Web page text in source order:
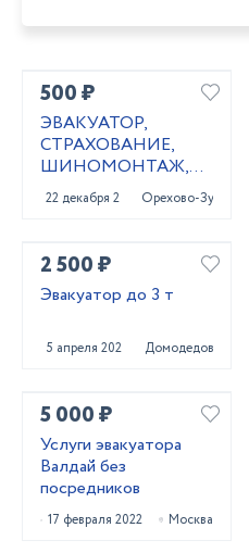
500 ₽
ЭВАКУАТОР,
СТРАХОВАНИЕ,
ШИНОМОНТАЖ,
ОФОРМЛЕНИЕ
КУПЛИ-ПРОДАЖИ,
КЛЮЧЕЙ
22 декабря 2020 Орехово-Зуево
2 500 ₽
Эвакуатор до 3 т
5 апреля 2024 Домодедово
5 000 ₽
Услуги эвакуатора
Валдай без
посредников
17 февраля 2022 Москва